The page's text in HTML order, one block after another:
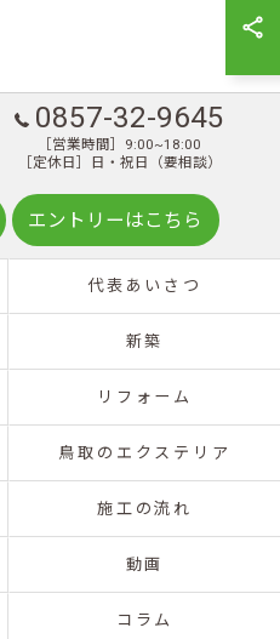
0857-32-9645
［営業時間］9:00~18:00
［定休日］日・祝日（要相談）
エントリーはこちら
代表あいさつ
新築
リフォーム
鳥取のエクステリア
施工の流れ
動画
コラム